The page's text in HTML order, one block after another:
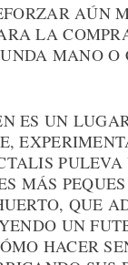
AÚN
LA
MANO O
ES UN
MÁS
QUE
UN
HACER